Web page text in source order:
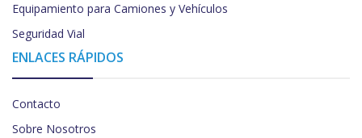
Equipamiento para Camiones y Vehículos
Seguridad Vial
ENLACES RÁPIDOS
Contacto
Sobre Nosotros